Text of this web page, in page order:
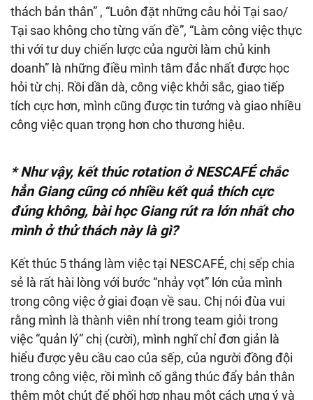
thách bản thân” , “Luôn đặt những câu hỏi Tại sao/
Tại sao không cho từng vấn đề”, “Làm công việc thực
thi với tư duy chiến lược của người làm chủ kinh
doanh” là những điều mình tâm đắc nhất được học
hỏi từ chị. Rồi dần dà, công việc khởi sắc, giao tiếp
tích cực hơn, mình cũng được tin tưởng và giao nhiều
công việc quan trọng hơn cho thương hiệu.
* Như vậy, kết thúc rotation ở NESCAFÉ chắc
hẳn Giang cũng có nhiều kết quả thích cực
đúng không, bài học Giang rút ra lớn nhất cho
mình ở thử thách này là gì?
Kết thúc 5 tháng làm việc tại NESCAFÉ, chị sếp chia
sẻ là rất hài lòng với bước “nhảy vọt” lớn của mình
trong công việc ở giai đoạn về sau. Chị nói đùa vui
rằng mình là thành viên nhí trong team giỏi trong
việc “quản lý” chị (cười), mình nghĩ chỉ đơn giản là
hiểu được yêu cầu cao của sếp, của người đồng đội
trong công việc, rồi mình cố gắng thúc đẩy bản thân
thêm một chút để phối hợp nhau một cách ưng ý và